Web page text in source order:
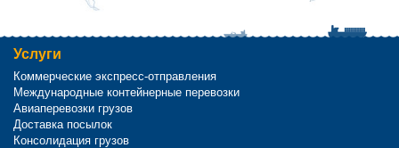
Услуги
Коммерческие экспресс-отправления
Международные контейнерные перевозки
Авиаперевозки грузов
Доставка посылок
Консолидация грузов